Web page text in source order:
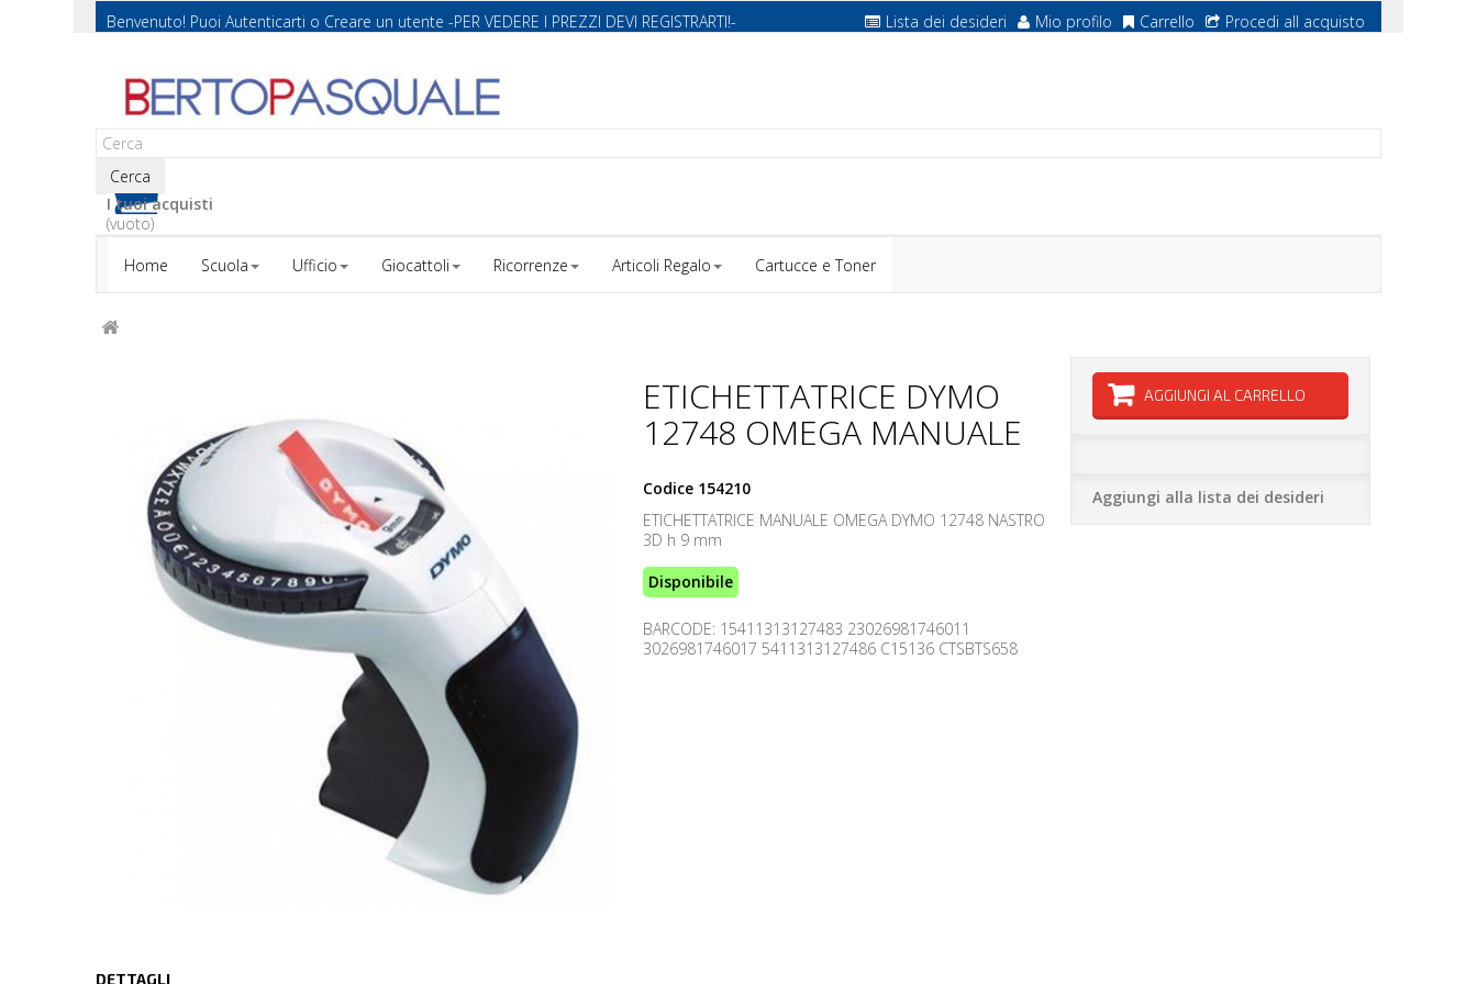
Benvenuto! Puoi Autenticarti o Creare un utente -PER VEDERE I PREZZI DEVI REGISTRARTI!- Lista dei desideri Mio profilo Carrello Procedi all acquisto
Cerca
I tuoi acquisti
(vuoto)
Home
Scuola Ufficio Giocattoli Ricorrenze Articoli Regalo Cartucce e Toner
ETICHETTATRICE DYMO
12748 OMEGA MANUALE
Codice 154210
ETICHETTATRICE MANUALE OMEGA DYMO 12748 NASTRO
3D h 9 mm
Disponibile
BARCODE: 15411313127483 23026981746011
3026981746017 5411313127486 C15136 CTSBTS658
AGGIUNGI AL CARRELLO
Aggiungi alla lista dei desideri
DETTAGLI